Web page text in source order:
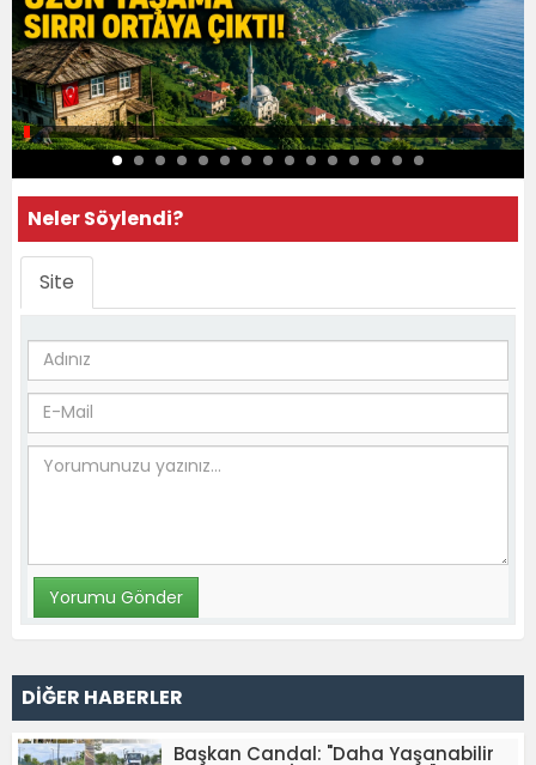
Neler Söylendi?
Site
DİĞER HABERLER
Başkan Candal: "Daha Yaşanabilir